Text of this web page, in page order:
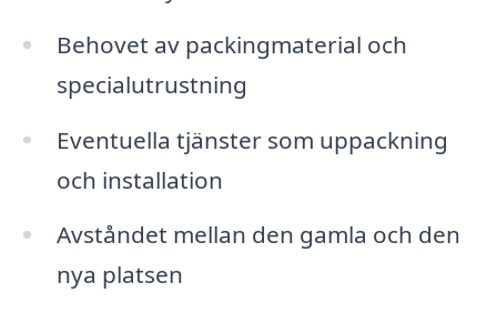
Behovet av packingmaterial och
specialutrustning
Eventuella tjänster som uppackning
och installation
Avståndet mellan den gamla och den
nya platsen